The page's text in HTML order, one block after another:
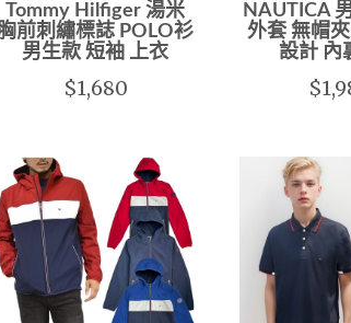
Tommy Hilfiger 湯米
前刺繡標誌 POLO衫
男生款 短袖 上衣
$1,680
NAUTICA
外套 無帽
設計 內